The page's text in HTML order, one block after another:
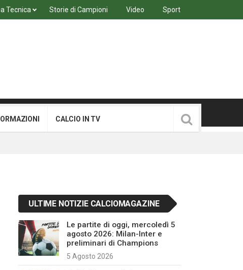
Tecnica Storie di Campioni Video Sport
CALCIO IN TV
ULTIME NOTIZIE CALCIOMAGAZINE
Le partite di oggi, mercoledì 5
agosto 2026: Milan-Inter e
preliminari di Champions
5 Agosto 2026